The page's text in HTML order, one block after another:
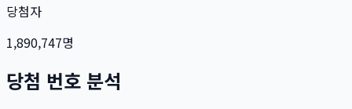
당첨자
1,890,747명
당첨 번호 분석